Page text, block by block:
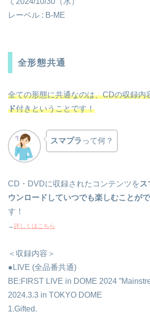
レーベル : B-ME
全形態共通
全ての形態に共通なのは、CDの収録内
ド付きということです！
スマプラ って何？
CD・DVDに収録されたコンテンツを ス
ウンロードしていつでも楽しむことが
す！
→詳しくはこちら
＜収録内容＞
●LIVE (全品番共通)
BE:FIRST LIVE in DOME 2024
2024.3.3 in TOKYO DOME
1.Gifted.